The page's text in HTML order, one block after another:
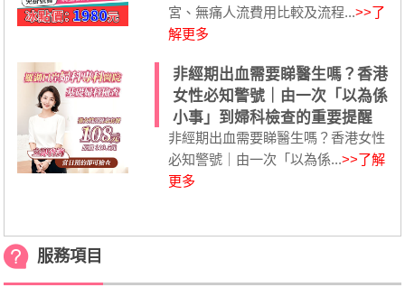
宮、無痛人流費用比較及流程...>>了
解更多
非經期出血需要睇醫生嗎？香港
女性必知警號｜由一次「以為係
小事」到婦科檢查的重要提醒
非經期出血需要睇醫生嗎？香港女性
必知警號｜由一次「以為係...>>了解
更多
服務項目